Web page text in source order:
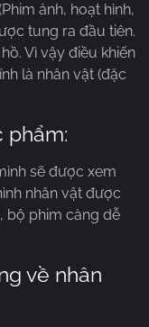
ảnh, hoạt hình,
tung ra đầu tiên.
Vì vậy điều khiến
là nhân vật (đặc
phẩm:
sẽ được xem
nhân vật được
bộ phim càng dễ
về nhân